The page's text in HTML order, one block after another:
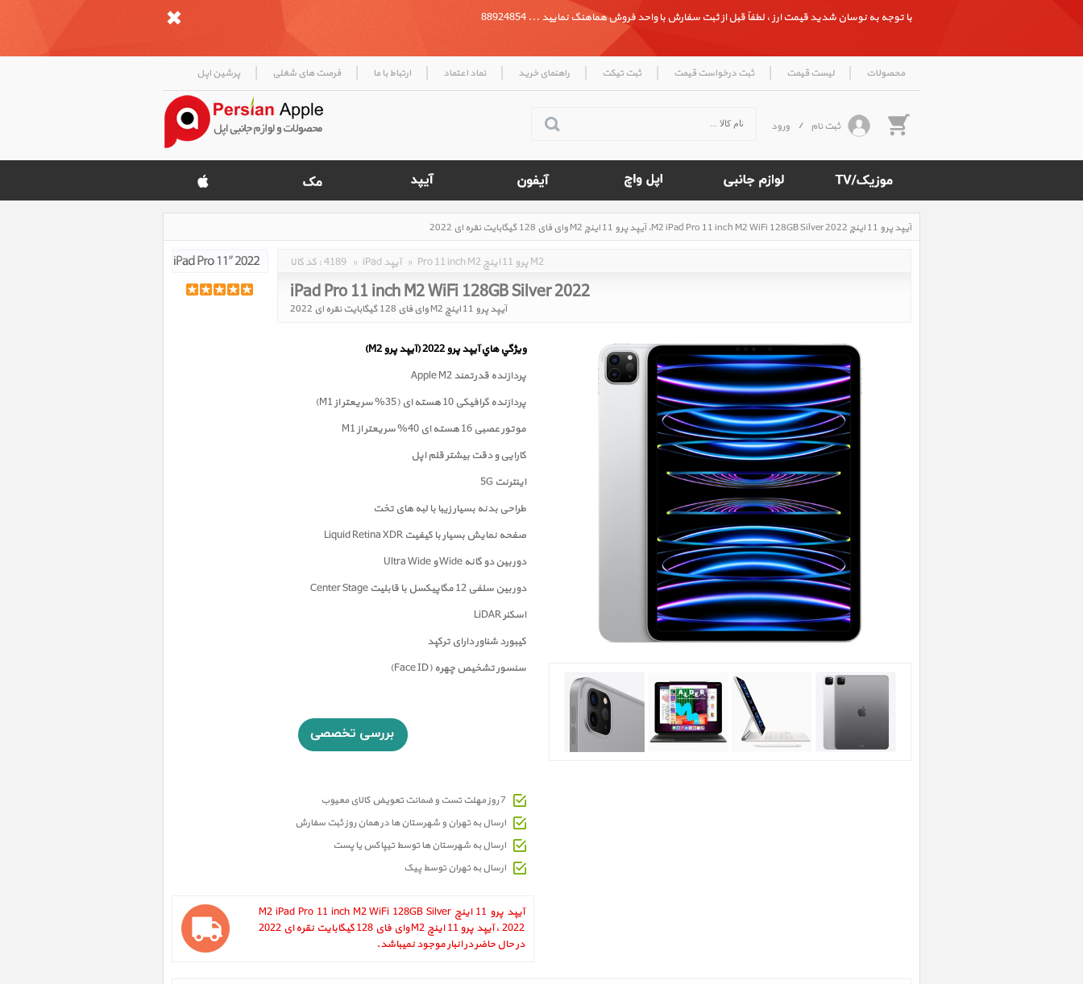
با توجه به نوسان شدید قیمت ارز ، لطفاً قبل از ثبت سفارش با واحد فروش هماهنگ نمایید ... 88924854
محصولات | لیست قیمت | ثبت درخواست قیمت | ثبت تیکت | راهنمای خرید | نماد اعتماد | ارتباط با ما | فرصت های شغلی | پرشین اپل
ثبت نام / ورود
آیپد پرو 11 اینچ M2 iPad Pro 11 inch M2 WiFi 128GB Silver 2022، آیپد پرو 11 اینچ M2 وای فای 128 گیگابایت نقره ای 2022
Rated
کد کالا :4189 » iPad آیپد » Pro 11 inch M2 پرو 11 اینچ M2
iPad Pro 11 inch M2 WiFi 128GB Silver 2022
آیپد پرو 11 اینچ M2 وای فای 128 گیگابایت نقره ای 2022
ويژگي هاي آيپد پرو 2022 (آیپد پرو M2)
پردازنده قدرتمند Apple M2
پردازنده گرافیکی 10 هسته ای (35% سریعتر از M1)
موتور عصبی 16 هسته ای 40% سریعتر از M1
کارایی و دقت بیشتر قلم اپل
اینترنت 5G
طراحی بدنه بسیار زیبا با لبه های تخت
صفحه نمايش بسیار با کیفیت Liquid Retina XDR
دوربين دو گانه Wide و Ultra Wide
دوربین سلفی 12 مگاپیکسل با قابلیت Center Stage
اسکنر LiDAR
کیبورد شناور دارای ترکپد
سنسور تشخیص چهره (Face ID)
7 روز مهلت تست و ضمانت تعویض کالای معیوب
ارسال به تهران و شهرستان ها در همان روز ثبت سفارش
ارسال به شهرستان ها توسط تیپاکس یا پست
ارسال به تهران توسط پیک
آیپد پرو 11 اینچ M2 iPad Pro 11 inch M2 WiFi 128GB Silver
2022 ، آیپد پرو 11 اینچ M2 وای فای 128 گیگابایت نقره ای 2022
در حال حاضر در انبار موجود نمیباشد.